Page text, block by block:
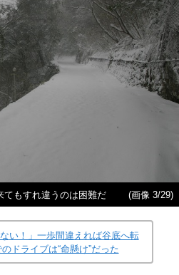
てもすれ違うのは困難だ (画像 3/29)
ない！」一歩間違えれば谷底へ転
ドライブは“命懸け”だった